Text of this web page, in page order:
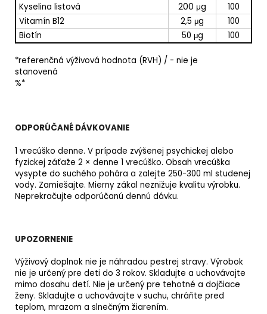
Kyselina listová
200 μg
100
Vitamín B12
2,5 μg
100
Biotín
50 μg 100
*referenčná výživová hodnota (RVH) / - nie je
stanovená
%*
ODPORÚČANÉ DÁVKOVANIE
1 vrecúško denne. V prípade zvýšenej psychickej alebo
fyzickej záťaže 2 × denne 1 vrecúško. Obsah vrecúška
vysypte do suchého pohára a zalejte 250-300 ml studenej
vody. Zamiešajte. Mierny zákal neznižuje kvalitu výrobku.
Neprekračujte odporúčanú dennú dávku.
UPOZORNENIE
Výživový doplnok nie je náhradou pestrej stravy. Výrobok
nie je určený pre deti do 3 rokov. Skladujte a uchovávajte
mimo dosahu detí. Nie je určený pre tehotné a dojčiace
ženy. Skladujte a uchovávajte v suchu, chráňte pred
teplom, mrazom a slnečným žiarením.